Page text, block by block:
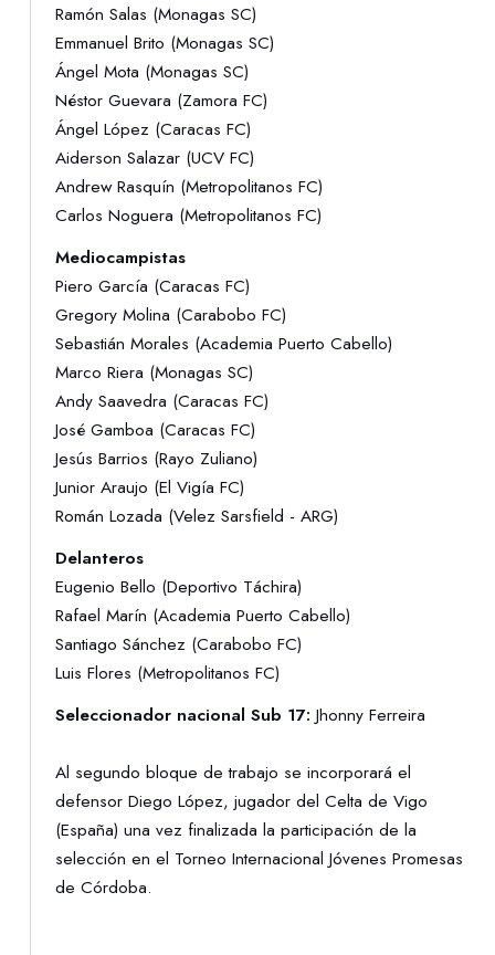
Ramón Salas (Monagas SC)
Emmanuel Brito (Monagas SC)
Ángel Mota (Monagas SC)
Néstor Guevara (Zamora FC)
Ángel López (Caracas FC)
Aiderson Salazar (UCV FC)
Andrew Rasquín (Metropolitanos FC)
Carlos Noguera (Metropolitanos FC)
Mediocampistas
Piero García (Caracas FC)
Gregory Molina (Carabobo FC)
Sebastián Morales (Academia Puerto Cabello)
Marco Riera (Monagas SC)
Andy Saavedra (Caracas FC)
José Gamboa (Caracas FC)
Jesús Barrios (Rayo Zuliano)
Junior Araujo (El Vigía FC)
Román Lozada (Velez Sarsfield - ARG)
Delanteros
Eugenio Bello (Deportivo Táchira)
Rafael Marín (Academia Puerto Cabello)
Santiago Sánchez (Carabobo FC)
Luis Flores (Metropolitanos FC)
Seleccionador nacional Sub 17:Jhonny Ferreira
Al segundo bloque de trabajo se incorporará el
defensor Diego López, jugador del Celta de Vigo
(España) una vez finalizada la participación de la
selección en el Torneo Internacional Jóvenes Promesas
de Córdoba.